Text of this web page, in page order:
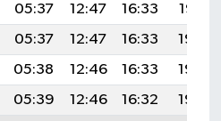
05:37 12:47 16:33
19:47
05:37 12:47 16:33
19:46
05:38 12:46 16:33
19:45
05:39 12:46 16:32
19:44